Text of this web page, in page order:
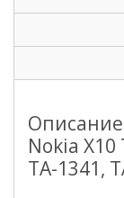
Описание
Nokia X10
TA-1341,